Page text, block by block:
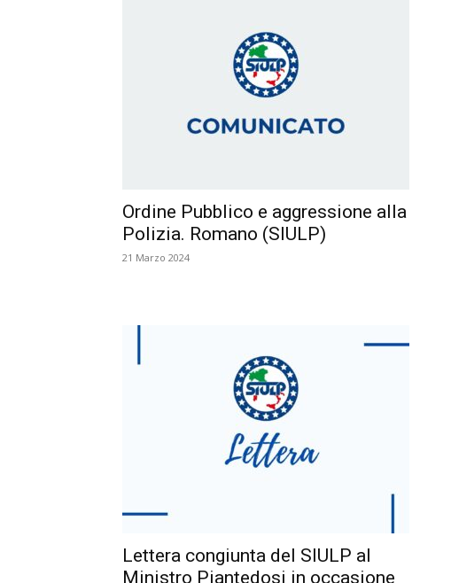
Ordine Pubblico e aggressione alla
Polizia. Romano (SIULP)
21 Marzo 2024
Lettera congiunta del SIULP al
Ministro Piantedosi in occasione